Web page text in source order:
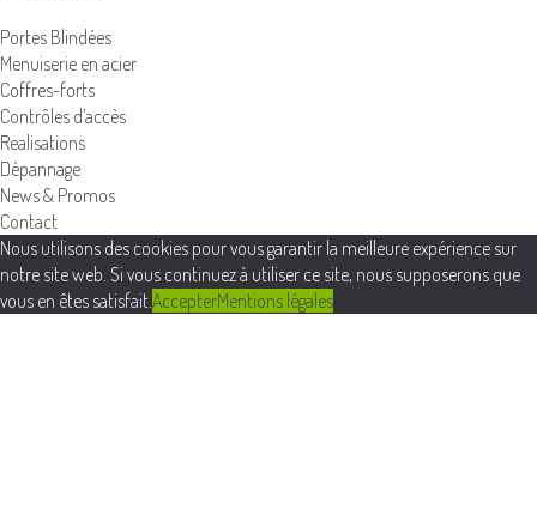
Portes Blindées
Menuiserie en acier
Coffres-forts
Contrôles d’accès
Realisations
Dépannage
News & Promos
Contact
Nous utilisons des cookies pour vous garantir la meilleure expérience sur
notre site web. Si vous continuez à utiliser ce site, nous supposerons que
vous en êtes satisfait.AccepterMentions légales